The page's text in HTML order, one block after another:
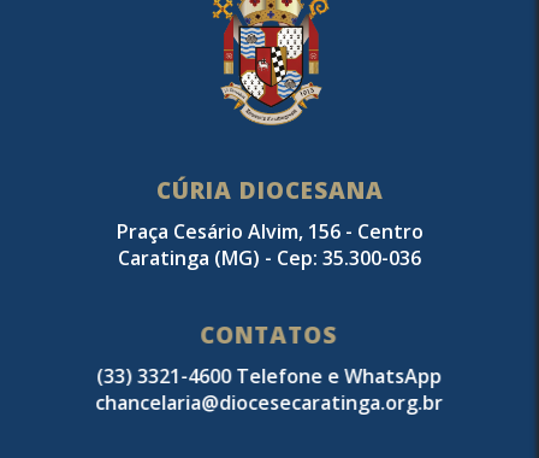
CÚRIA DIOCESANA
Praça Cesário Alvim, 156 - Centro
Caratinga (MG) - Cep: 35.300-036
CONTATOS
(33) 3321-4600 Telefone e WhatsApp
chancelaria@diocesecaratinga.org.br